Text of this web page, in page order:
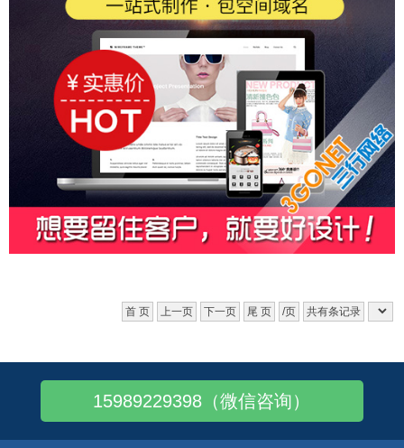
首 页 上一页 下一页 尾 页 /页 共有条记录
15989229398（微信咨询）